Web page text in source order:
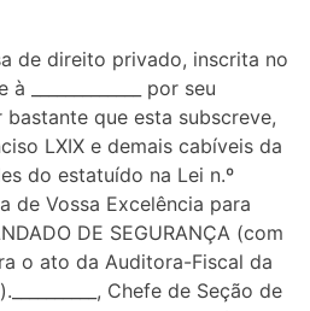
de direito privado, inscrita no
à _____________ por seu
que esta subscreve,
LXIX e demais cabíveis da
do estatuído na Lei n.º
de Vossa Excelência para
DE SEGURANÇA (com
o ato da Auditora-Fiscal da
Chefe de Seção de